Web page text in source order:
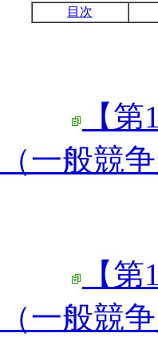
目次
【
（一般競
【
（一般競